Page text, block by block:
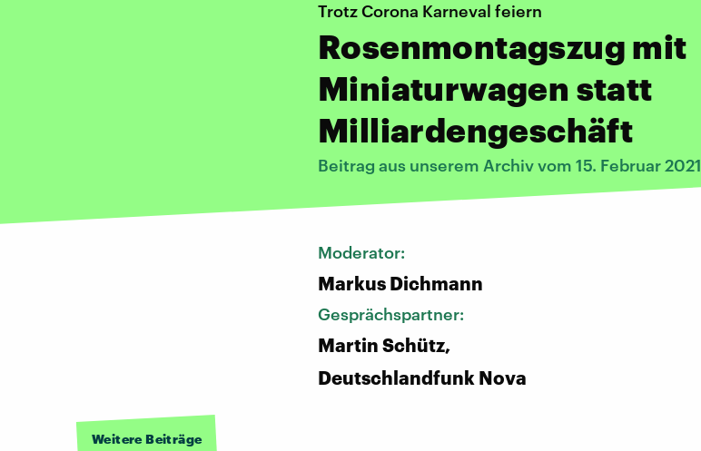
Trotz Corona Karneval feiern
Rosenmontagszug mit
Miniaturwagen statt
Milliardengeschäft
Beitrag aus unserem Archiv vom 15. Februar 2021
Moderator:
Markus Dichmann
Gesprächspartner:
Martin Schütz,
Deutschlandfunk Nova
Weitere Beiträge